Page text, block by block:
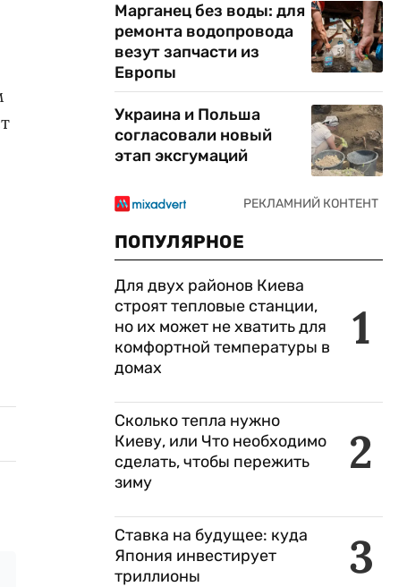
Марганец без воды: для
ремонта водопровода
везут запчасти из
Европы
Украина и Польша
согласовали новый
этап эксгумаций
ПОПУЛЯРНОЕ
1
Для двух районов Киева
строят тепловые станции,
но их может не хватить для
комфортной температуры в
домах
2
Сколько тепла нужно
Киеву, или Что необходимо
сделать, чтобы пережить
зиму
3
Ставка на будущее: куда
Япония инвестирует
триллионы